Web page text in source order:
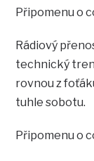
Připomenu o
Rádiový
technický
rovnou z
tuhle sobotu.
Připomenu o